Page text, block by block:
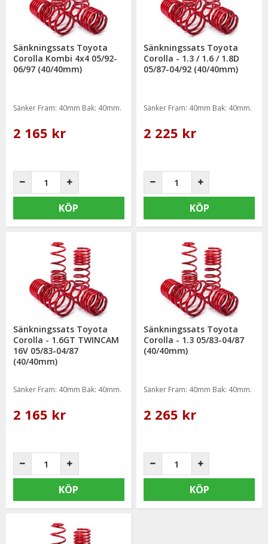
Sänkningssats Toyota
Corolla Kombi 4x4 05/92-
06/97 (40/40mm)
Sänker Fram: 40mm Bak: 40mm.
2 165 kr
KÖP
Sänkningssats Toyota
Corolla - 1.3 / 1.6 / 1.8D
05/87-04/92 (40/40mm)
Sänker Fram: 40mm Bak: 40mm.
2 225 kr
KÖP
Sänkningssats Toyota
Corolla - 1.6GT TWINCAM
16V 05/83-04/87
(40/40mm)
Sänker Fram: 40mm Bak: 40mm.
2 165 kr
KÖP
Sänkningssats Toyota
Corolla - 1.3 05/83-04/87
(40/40mm)
Sänker Fram: 40mm Bak: 40mm.
2 265 kr
KÖP